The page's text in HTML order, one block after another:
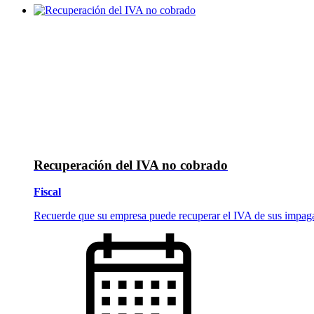
Recuperación del IVA no cobrado
Fiscal
Recuerde que su empresa puede recuperar el IVA de sus